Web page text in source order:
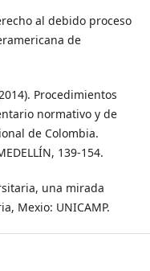
al debido proceso
de
Procedimientos
normativo y de
de Colombia.
139-154.
una mirada
Mexio: UNICAMP.